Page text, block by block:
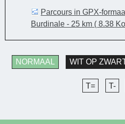
Parcours in GPX-
Burdinale - 25 km ( 8.38
NORMAAL WIT OP
T= T-